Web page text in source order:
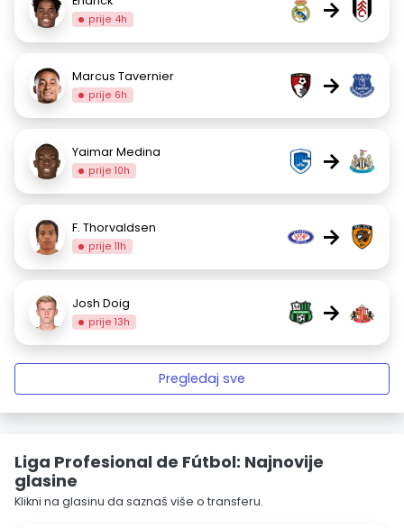
prije 4h →
Marcus Tavernier
prije 6h →
Yaimar Medina
prije 10h →
F. Thorvaldsen
prije 11h →
Josh Doig
prije 13h →
Pregledaj sve
Liga Profesional de Fútbol: Najnovije
glasine
Klikni na glasinu da saznaš više o transferu.